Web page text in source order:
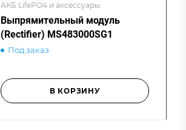
АКБ LifePO4 и аксессуары
Выпрямительный модуль
(Rectifier) MS483000SG1
Под заказ
В КОРЗИНУ